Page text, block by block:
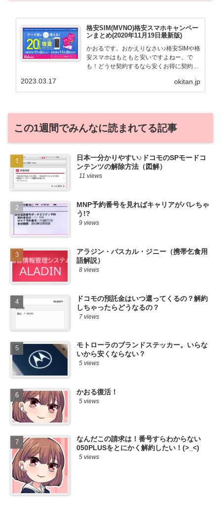
格安SIM(MVNO)格安スマホキャンペー
ンまとめ(2020年11月19日最新版)
かおるです。おかえりなさい♪格安SIMや格
安スマホはもともと安いですよねー。で
も！どうせ契約するなら安くお得に契約し
る自身も、そういう案件を常に狙ってます
okitan.jp
2023.03.17
この1週間でみんなに読まれてる記事
日本一分かりやすい♪ドコモのSPモードコ
ンテンツの解除方法（図解）
11 views
MNP予約番号を見ればキャリアがバレちゃ
う!?
9 views
アラジン・パスカル・ジニー（携帯乞食用
語解説）
8 views
ドコモの預託金はいつ還ってくるの？解約
しちゃったらどうなるの？
7 views
モトローラのブランドステッカー。いらな
いから安くならない？
5 views
かおる復活！
5 views
なんだこの請求は！番号すらわからない
050PLUSをとにかく解約したい！(>_<)
5 views